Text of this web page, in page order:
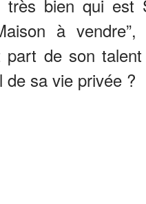
bien qui est
à vendre”,
de son
de sa vie privée ?